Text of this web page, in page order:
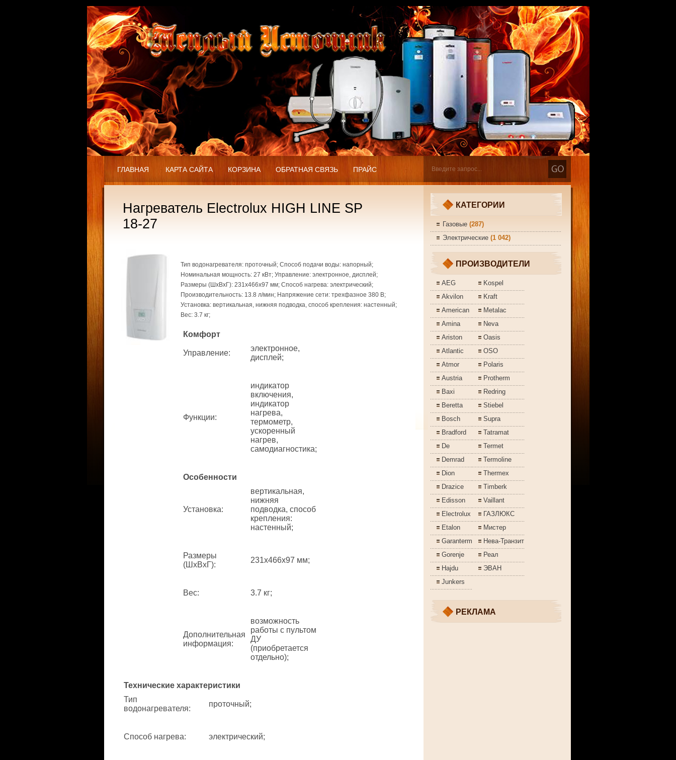
ГЛАВНАЯ КАРТА САЙТА КОРЗИНА ОБРАТНАЯ СВЯЗЬ ПРАЙС
Нагреватель Electrolux HIGH LINE SP
18-27
Тип водонагревателя: проточный; Способ подачи воды: напорный;
Номинальная мощность: 27 кВт; Управление: электронное, дисплей;
Размеры (ШхВхГ): 231x466x97 мм; Способ нагрева: электрический;
Производительность: 13.8 л/мин; Напряжение сети: трехфазное 380 В;
Установка: вертикальная, нижняя подводка, способ крепления: настенный;
Вес: 3.7 кг;
Комфорт
Управление:
электронное,
дисплей;
Функции:
индикатор
включения,
индикатор
нагрева,
термометр,
ускоренный
нагрев,
самодиагностика;
Особенности
Установка:
вертикальная,
нижняя
подводка, способ
крепления:
настенный;
Размеры
(ШхВхГ):
231x466x97 мм;
Вес: 3.7 кг;
Дополнительная
информация:
возможность
работы с пультом
ДУ
(приобретается
отдельно);
Технические характеристики
Тип
водонагревателя:
проточный;
Способ нагрева: электрический;
КАТЕГОРИИ
Газовые(287)
Электрические(1 042)
ПРОИЗВОДИТЕЛИ
AEG
Akvilon
American
Amina
Ariston
Atlantic
Atmor
Austria
Baxi
Beretta
Bosch
Bradford
De
Demrad
Dion
Drazice
Edisson
Electrolux
Etalon
Garanterm
Gorenje
Hajdu
Junkers
Kospel
Kraft
Metalac
Neva
Oasis
OSO
Polaris
Protherm
Redring
Stiebel
Supra
Tatramat
Termet
Termoline
Thermex
Timberk
Vaillant
ГАЗЛЮКС
Мистер
Нева-Транзит
Реал
ЭВАН
РЕКЛАМА